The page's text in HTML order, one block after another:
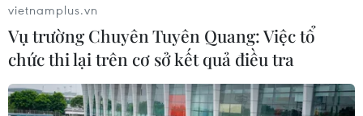
vietnamplus.vn
Vụ trường Chuyên Tuyên Quang: Việc tổ
chức thi lại trên cơ sở kết quả điều tra